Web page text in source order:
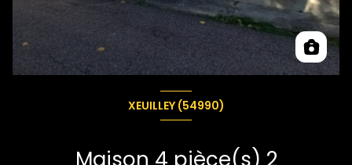
XEUILLEY (54990)